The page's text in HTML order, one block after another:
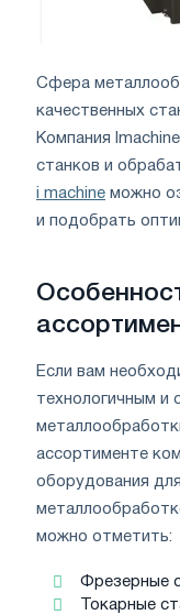
Сфера
качественных
Компания
станков и
i machine можно
и подобрать
Если вам
технологичным и
ассортименте
оборудования
можно отметить:
Фрезерные
Токарные